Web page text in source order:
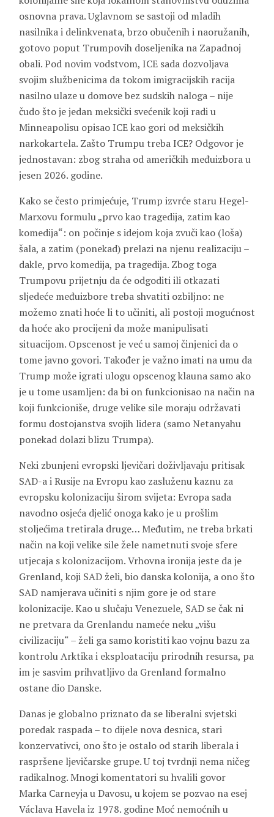
osnovna prava. Uglavnom se sastoji od mladih
nasilnika i delinkvenata, brzo obučenih i naoružanih,
gotovo poput Trumpovih doseljenika na Zapadnoj
obali. Pod novim vodstvom, ICE sada dozvoljava
svojim službenicima da tokom imigracijskih racija
nasilno ulaze u domove bez sudskih naloga – nije
čudo što je jedan meksički svećenik koji radi u
Minneapolisu opisao ICE kao gori od meksičkih
narkokartela. Zašto Trumpu treba ICE? Odgovor je
jednostavan: zbog straha od američkih međuizbora u
jesen 2026. godine.
Kako se često primjećuje, Trump izvrće staru Hegel-
Marxovu formulu „prvo kao tragedija, zatim kao
komedija“: on počinje s idejom koja zvuči kao (loša)
šala, a zatim (ponekad) prelazi na njenu realizaciju –
dakle, prvo komedija, pa tragedija. Zbog toga
Trumpovu prijetnju da će odgoditi ili otkazati
sljedeće međuizbore treba shvatiti ozbiljno: ne
možemo znati hoće li to učiniti, ali postoji mogućnost
da hoće ako procijeni da može manipulisati
situacijom. Opscenost je već u samoj činjenici da o
tome javno govori. Također je važno imati na umu da
Trump može igrati ulogu opscenog klauna samo ako
je u tome usamljen: da bi on funkcionisao na način na
koji funkcioniše, druge velike sile moraju održavati
formu dostojanstva svojih lidera (samo Netanyahu
ponekad dolazi blizu Trumpa).
Neki zbunjeni evropski ljevičari doživljavaju pritisak
SAD-a i Rusije na Evropu kao zasluženu kaznu za
evropsku kolonizaciju širom svijeta: Evropa sada
navodno osjeća djelić onoga kako je u prošlim
stoljećima tretirala druge… Međutim, ne treba brkati
način na koji velike sile žele nametnuti svoje sfere
utjecaja s kolonizacijom. Vrhovna ironija jeste da je
Grenland, koji SAD želi, bio danska kolonija, a ono što
SAD namjerava učiniti s njim gore je od stare
kolonizacije. Kao u slučaju Venezuele, SAD se čak ni
ne pretvara da Grenlandu nameće neku „višu
civilizaciju“ – želi ga samo koristiti kao vojnu bazu za
kontrolu Arktika i eksploataciju prirodnih resursa, pa
im je sasvim prihvatljivo da Grenland formalno
ostane dio Danske.
Danas je globalno priznato da se liberalni svjetski
poredak raspada – to dijele nova desnica, stari
konzervativci, ono što je ostalo od starih liberala i
raspršene ljevičarske grupe. U toj tvrdnji nema ničeg
radikalnog. Mnogi komentatori su hvalili govor
Marka Carneyja u Davosu, u kojem se pozvao na esej
Václava Havela iz 1978. godine Moć nemoćnih u